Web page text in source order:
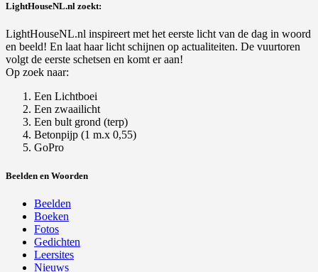
LightHouseNL.nl zoekt:
LightHouseNL.nl inspireert met het eerste licht van de dag in woord
en beeld! En laat haar licht schijnen op actualiteiten. De vuurtoren
volgt de eerste schetsen en komt er aan!
Op zoek naar:
Een Lichtboei
Een zwaailicht
Een bult grond (terp)
Betonpijp (1 m.x 0,55)
GoPro
Beelden en Woorden
Beelden
Boeken
Fotos
Gedichten
Leersites
Nieuws